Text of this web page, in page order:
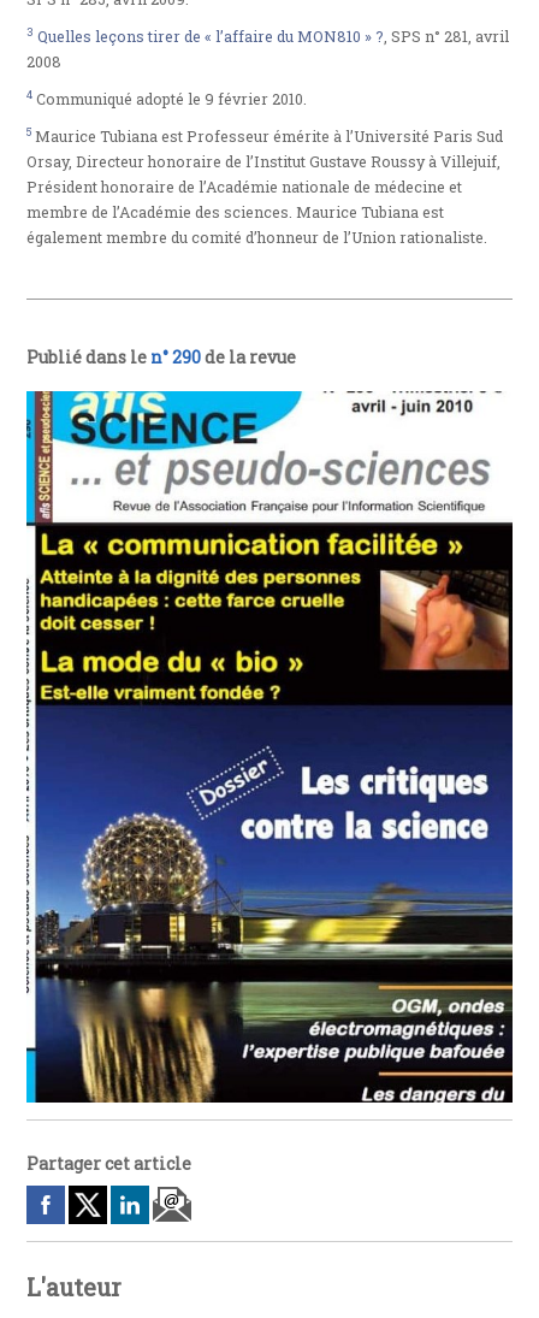
3 Quelles leçons tirer de « l’affaire du MON810 » ? , SPS n° 281, avril
2008
4 Communiqué adopté le 9 février 2010.
5 Maurice Tubiana est Professeur émérite à l’Université Paris Sud
Orsay, Directeur honoraire de l’Institut Gustave Roussy à Villejuif,
Président honoraire de l’Académie nationale de médecine et
membre de l’Académie des sciences. Maurice Tubiana est
également membre du comité d’honneur de l’Union rationaliste.
Publié dans le n° 290de la revue
Partager cet article
L'auteur